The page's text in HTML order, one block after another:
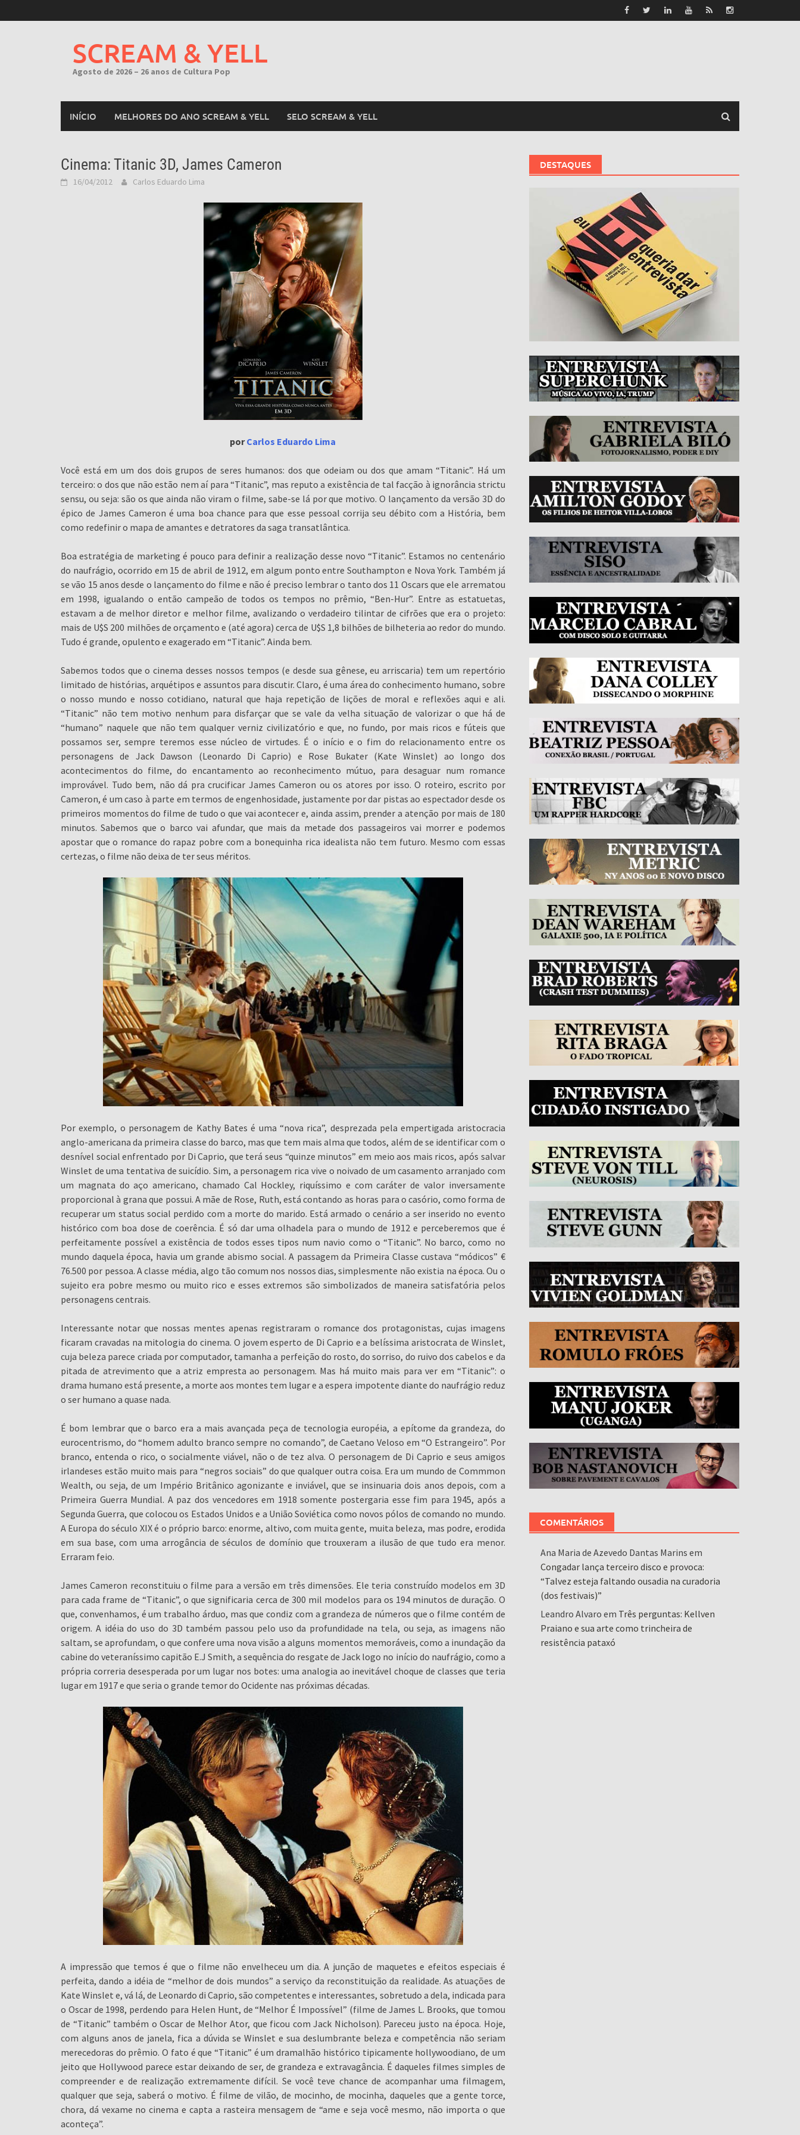
to
SCREAM & YELL
Agosto de 2026 – 26 anos de Cultura Pop
INÍCIO MELHORES DO ANO SCREAM & YELL SELO SCREAM & YELL
Cinema: Titanic 3D, James Cameron
16/04/2012 Carlos Eduardo Lima
porCarlos Eduardo Lima
Você está em um dos dois grupos de seres humanos: dos que odeiam ou dos que amam “Titanic”. Há um
terceiro: o dos que não estão nem aí para “Titanic”, mas reputo a existência de tal facção à ignorância strictu
sensu, ou seja: são os que ainda não viram o filme, sabe-se lá por que motivo. O lançamento da versão 3D do
épico de James Cameron é uma boa chance para que esse pessoal corrija seu débito com a História, bem
como redefinir o mapa de amantes e detratores da saga transatlântica.
Boa estratégia de marketing é pouco para definir a realização desse novo “Titanic”. Estamos no centenário
do naufrágio, ocorrido em 15 de abril de 1912, em algum ponto entre Southampton e Nova York. Também já
se vão 15 anos desde o lançamento do filme e não é preciso lembrar o tanto dos 11 Oscars que ele arrematou
em 1998, igualando o então campeão de todos os tempos no prêmio, “Ben-Hur”. Entre as estatuetas,
estavam a de melhor diretor e melhor filme, avalizando o verdadeiro tilintar de cifrões que era o projeto:
mais de U$S 200 milhões de orçamento e (até agora) cerca de U$S 1,8 bilhões de bilheteria ao redor do mundo.
Tudo é grande, opulento e exagerado em “Titanic”. Ainda bem.
Sabemos todos que o cinema desses nossos tempos (e desde sua gênese, eu arriscaria) tem um repertório
limitado de histórias, arquétipos e assuntos para discutir. Claro, é uma área do conhecimento humano, sobre
o nosso mundo e nosso cotidiano, natural que haja repetição de lições de moral e reflexões aqui e ali.
“Titanic” não tem motivo nenhum para disfarçar que se vale da velha situação de valorizar o que há de
“humano” naquele que não tem qualquer verniz civilizatório e que, no fundo, por mais ricos e fúteis que
possamos ser, sempre teremos esse núcleo de virtudes. É o início e o fim do relacionamento entre os
personagens de Jack Dawson (Leonardo Di Caprio) e Rose Bukater (Kate Winslet) ao longo dos
acontecimentos do filme, do encantamento ao reconhecimento mútuo, para desaguar num romance
improvável. Tudo bem, não dá pra crucificar James Cameron ou os atores por isso. O roteiro, escrito por
Cameron, é um caso à parte em termos de engenhosidade, justamente por dar pistas ao espectador desde os
primeiros momentos do filme de tudo o que vai acontecer e, ainda assim, prender a atenção por mais de 180
minutos. Sabemos que o barco vai afundar, que mais da metade dos passageiros vai morrer e podemos
apostar que o romance do rapaz pobre com a bonequinha rica idealista não tem futuro. Mesmo com essas
certezas, o filme não deixa de ter seus méritos.
Por exemplo, o personagem de Kathy Bates é uma “nova rica”, desprezada pela empertigada aristocracia
anglo-americana da primeira classe do barco, mas que tem mais alma que todos, além de se identificar com o
desnível social enfrentado por Di Caprio, que terá seus “quinze minutos” em meio aos mais ricos, após salvar
Winslet de uma tentativa de suicídio. Sim, a personagem rica vive o noivado de um casamento arranjado com
um magnata do aço americano, chamado Cal Hockley, riquíssimo e com caráter de valor inversamente
proporcional à grana que possui. A mãe de Rose, Ruth, está contando as horas para o casório, como forma de
recuperar um status social perdido com a morte do marido. Está armado o cenário a ser inserido no evento
histórico com boa dose de coerência. É só dar uma olhadela para o mundo de 1912 e perceberemos que é
perfeitamente possível a existência de todos esses tipos num navio como o “Titanic”. No barco, como no
mundo daquela época, havia um grande abismo social. A passagem da Primeira Classe custava “módicos” €
76.500 por pessoa. A classe média, algo tão comum nos nossos dias, simplesmente não existia na época. Ou o
sujeito era pobre mesmo ou muito rico e esses extremos são simbolizados de maneira satisfatória pelos
personagens centrais.
Interessante notar que nossas mentes apenas registraram o romance dos protagonistas, cujas imagens
ficaram cravadas na mitologia do cinema. O jovem esperto de Di Caprio e a belíssima aristocrata de Winslet,
cuja beleza parece criada por computador, tamanha a perfeição do rosto, do sorriso, do ruivo dos cabelos e da
pitada de atrevimento que a atriz empresta ao personagem. Mas há muito mais para ver em “Titanic”: o
drama humano está presente, a morte aos montes tem lugar e a espera impotente diante do naufrágio reduz
o ser humano a quase nada.
É bom lembrar que o barco era a mais avançada peça de tecnologia européia, a epítome da grandeza, do
eurocentrismo, do “homem adulto branco sempre no comando”, de Caetano Veloso em “O Estrangeiro”. Por
branco, entenda o rico, o socialmente viável, não o de tez alva. O personagem de Di Caprio e seus amigos
irlandeses estão muito mais para “negros sociais” do que qualquer outra coisa. Era um mundo de Commmon
Wealth, ou seja, de um Império Britânico agonizante e inviável, que se insinuaria dois anos depois, com a
Primeira Guerra Mundial. A paz dos vencedores em 1918 somente postergaria esse fim para 1945, após a
Segunda Guerra, que colocou os Estados Unidos e a União Soviética como novos pólos de comando no mundo.
A Europa do século XIX é o próprio barco: enorme, altivo, com muita gente, muita beleza, mas podre, erodida
em sua base, com uma arrogância de séculos de domínio que trouxeram a ilusão de que tudo era menor.
Erraram feio.
James Cameron reconstituiu o filme para a versão em três dimensões. Ele teria construído modelos em 3D
para cada frame de “Titanic”, o que significaria cerca de 300 mil modelos para os 194 minutos de duração. O
que, convenhamos, é um trabalho árduo, mas que condiz com a grandeza de números que o filme contém de
origem. A idéia do uso do 3D também passou pelo uso da profundidade na tela, ou seja, as imagens não
saltam, se aprofundam, o que confere uma nova visão a alguns momentos memoráveis, como a inundação da
cabine do veteraníssimo capitão E.J Smith, a sequência do resgate de Jack logo no início do naufrágio, como a
própria correria desesperada por um lugar nos botes: uma analogia ao inevitável choque de classes que teria
lugar em 1917 e que seria o grande temor do Ocidente nas próximas décadas.
A impressão que temos é que o filme não envelheceu um dia. A junção de maquetes e efeitos especiais é
perfeita, dando a idéia de “melhor de dois mundos” a serviço da reconstituição da realidade. As atuações de
Kate Winslet e, vá lá, de Leonardo di Caprio, são competentes e interessantes, sobretudo a dela, indicada para
o Oscar de 1998, perdendo para Helen Hunt, de “Melhor É Impossível” (filme de James L. Brooks, que tomou
de “Titanic” também o Oscar de Melhor Ator, que ficou com Jack Nicholson). Pareceu justo na época. Hoje,
com alguns anos de janela, fica a dúvida se Winslet e sua deslumbrante beleza e competência não seriam
merecedoras do prêmio. O fato é que “Titanic” é um dramalhão histórico tipicamente hollywoodiano, de um
jeito que Hollywood parece estar deixando de ser, de grandeza e extravagância. É daqueles filmes simples de
compreender e de realização extremamente difícil. Se você teve chance de acompanhar uma filmagem,
qualquer que seja, saberá o motivo. É filme de vilão, de mocinho, de mocinha, daqueles que a gente torce,
chora, dá vexame no cinema e capta a rasteira mensagem de “ame e seja você mesmo, não importa o que
aconteça”.
DESTAQUES
COMENTÁRIOS
Ana Maria de Azevedo Dantas Marins em
Congadar lança terceiro disco e provoca:
“Talvez esteja faltando ousadia na curadoria
(dos festivais)”
Leandro Alvaro em Três perguntas: Kellven
Praiano e sua arte como trincheira de
resistência pataxó